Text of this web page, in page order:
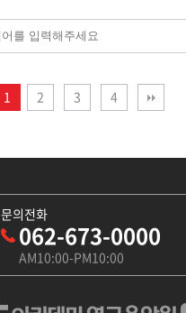
1 2 3 4
문의전화
062-673-0000
AM10:00-PM10:00